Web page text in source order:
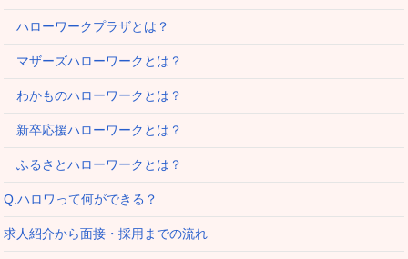
ハローワークプラザとは？
マザーズハローワークとは？
わかものハローワークとは？
新卒応援ハローワークとは？
ふるさとハローワークとは？
Q.ハロワって何ができる？
求人紹介から面接・採用までの流れ